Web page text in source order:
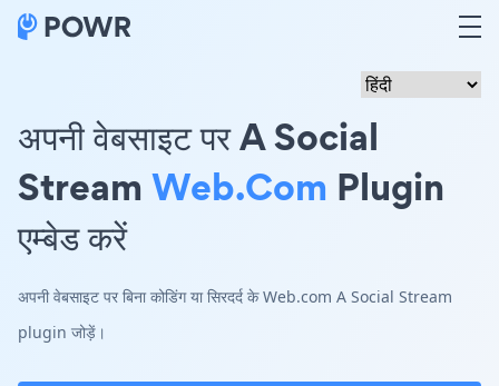
अपनी वेबसाइट पर A Social
Stream Web.com Plugin
एम्बेड करें
अपनी वेबसाइट पर बिना कोडिंग या सिरदर्द के Web.com A Social Stream
plugin जोड़ें।